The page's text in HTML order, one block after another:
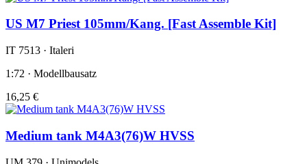
US M7 Priest 105mm/Kang. [Fast Assemble Kit]
IT 7513 · Italeri
1:72 · Modellbausatz
16,25 €
Medium tank M4A3(76)W HVSS